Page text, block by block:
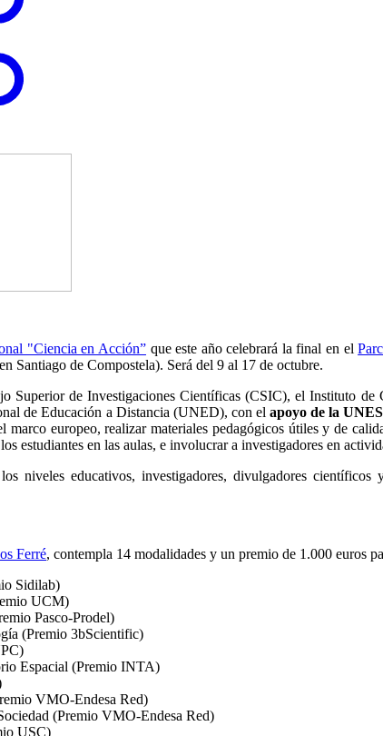
"Ciencia en Acción”que este año celebrará la final en el
Santiago de Compostela). Será del 9 al 17 de octubre.
Superior de Investigaciones Científicas (CSIC), el Instituto
de Educación a Distancia (UNED), con el apoyo de la
marco europeo, realizar materiales pedagógicos útiles y de
estudiantes en las aulas, e involucrar a investigadores en
niveles educativos, investigadores, divulgadores
Ferré, contempla 14 modalidades y un premio de 1.000 euros
Sidilab)
UCM)
Pasco-Prodel)
(Premio 3bScientific)
Espacial (Premio INTA)
VMO-Endesa Red)
(Premio VMO-Endesa Red)
USC)